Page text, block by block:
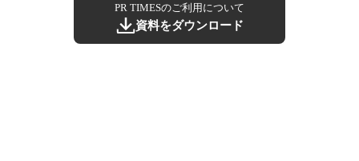
PR TIMESのご利用について
資料をダウンロード